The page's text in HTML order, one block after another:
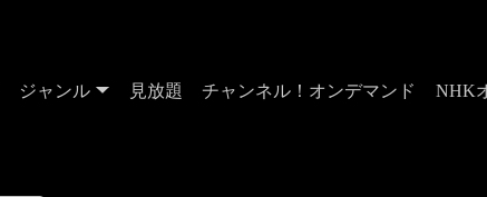
ジャンル 見放題 チャンネル！オンデマンド NHK